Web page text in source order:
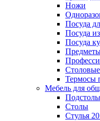
Ножи
Посуда
Посуда
Посуда
Термосы
Мебель для
Столы
Стулья